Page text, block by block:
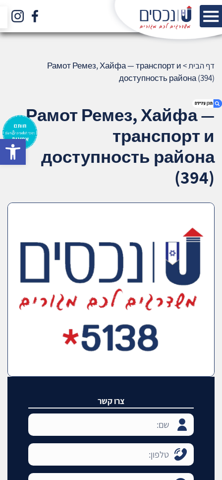
1. Рамот Ремез, Хайфа — транспорт и
доступность района (394)
2. אודות U נכסים
3. שאלתם ? ענינו !
דף הבית>
Рамот Ремез, Хайфа — транспорт и
доступность района (394)
Рамот Ремез, Хайфа —
транспорт и
доступность района
(394)
צרו קשר